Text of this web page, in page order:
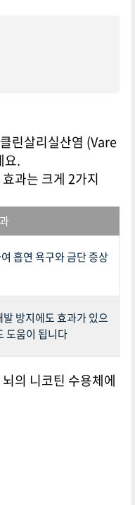
린살리실산염 (Vare
요.
과는 크게 2가지
흡연 욕구와 금단 증상
방지에도 효과가 있으
도움이 됩니다
의 니코틴 수용체에